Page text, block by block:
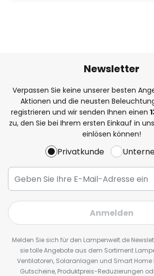
Newsletter
Verpassen Sie keine unserer besten
Aktionen und die neusten
registrieren und wir senden Ihnen einen
zu, den Sie bei Ihrem ersten Einkauf in
einlösen können!
Privatkunde
Anmelden
Melden Sie sich für den Lampenwelt.de
sie tolle Angebote aus dem Sortiment
Ventilatoren, Solaranlagen und Smart Home
Gutscheine, Produktpreis-Reduzierungen